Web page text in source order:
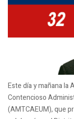
Este día y mañana la
Contencioso
(AMTCAEUM), que